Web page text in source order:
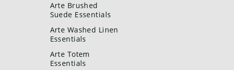
Arte Brushed
Suede Essentials
Arte Washed Linen
Essentials
Arte Totem
Essentials